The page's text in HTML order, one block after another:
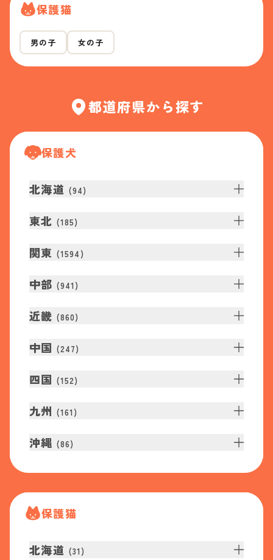
保護猫
男の子 女の子
都道府県から探す
保護犬
北海道 (94)
東北 (185)
関東 (1594 )
中部 (941 )
近畿 (860)
中国 (247)
四国 (152)
九州 (161 )
沖縄 (86)
保護猫
北海道 (31 )